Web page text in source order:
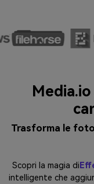
Trasforma le
Scopri la magia di
intelligente che